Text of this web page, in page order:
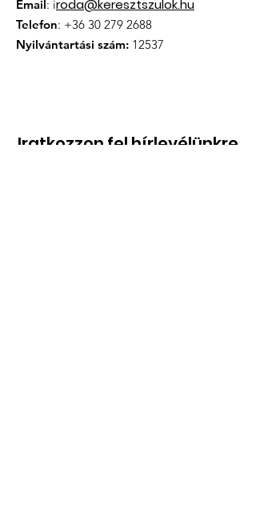
Email: iroda@keresztszulok.hu
Telefon: +36 30 279 2688
Nyilvántartási szám: 12537
Iratkozzon fel hírlevélünkre